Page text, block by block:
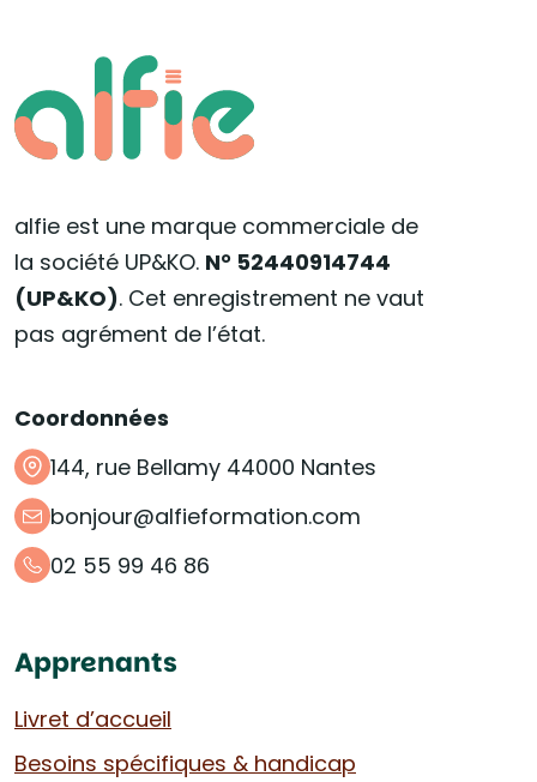
alfie est une marque commerciale de
la société UP&KO. N° 52440914744
(UP&KO). Cet enregistrement ne vaut
pas agrément de l’état.
Coordonnées
144, rue Bellamy 44000 Nantes
bonjour@alfieformation.com
02 55 99 46 86
Apprenants
Livret d’accueil
Besoins spécifiques & handicap